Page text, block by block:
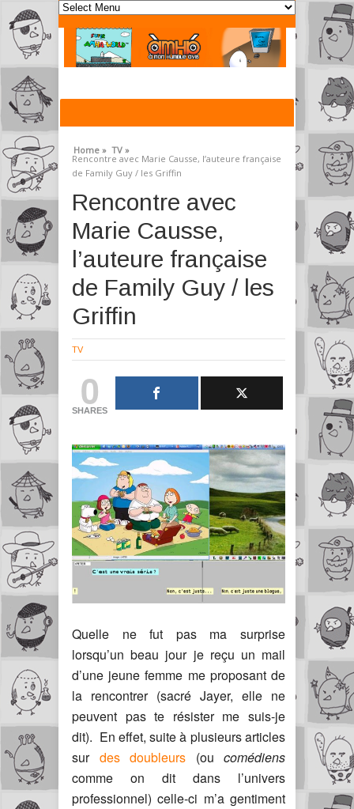
Home » TV »
Rencontre avec Marie Causse, l’auteure française
de Family Guy / les Griffin
Rencontre avec
Marie Causse,
l’auteure française
de Family Guy / les
Griffin
TV
0
SHARES
Quelle ne fut pas ma surprise
lorsqu’un beau jour je reçu un mail
d’une jeune femme me proposant de
la rencontrer (sacré Jayer, elle ne
peuvent pas te résister me suis-je
dit). En effet, suite à plusieurs articles
sur des doubleurs (ou comédiens
comme on dit dans l’univers
professionnel) celle-ci m’a gentiment